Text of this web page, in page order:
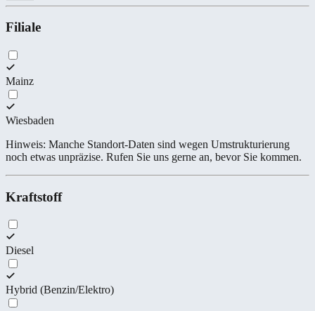
Filiale
Mainz
Wiesbaden
Hinweis: Manche Standort-Daten sind wegen Umstrukturierung
noch etwas unpräzise. Rufen Sie uns gerne an, bevor Sie kommen.
Kraftstoff
Diesel
Hybrid (Benzin/Elektro)